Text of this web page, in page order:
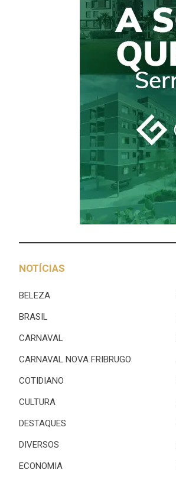
NOTÍCIAS
BELEZA
BRASIL
CARNAVAL
CARNAVAL NOVA FRIBRUGO
COTIDIANO
CULTURA
DESTAQUES
DIVERSOS
ECONOMIA